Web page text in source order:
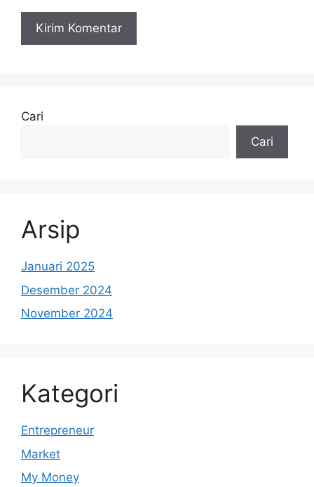
Cari
Cari
Arsip
Januari 2025
Desember 2024
November 2024
Kategori
Entrepreneur
Market
My Money